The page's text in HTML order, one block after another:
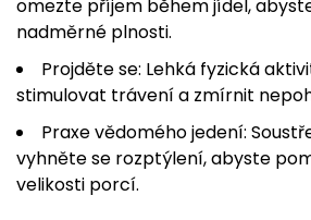
omezte příjem během jídel,
nadměrné plnosti.
Projděte se: Lehká fyzická
stimulovat trávení a zmírnit
Praxe vědomého jedení:
vyhněte se rozptýlení, abyste
velikosti porcí.